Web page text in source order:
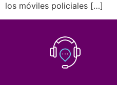
los móviles policiales […]